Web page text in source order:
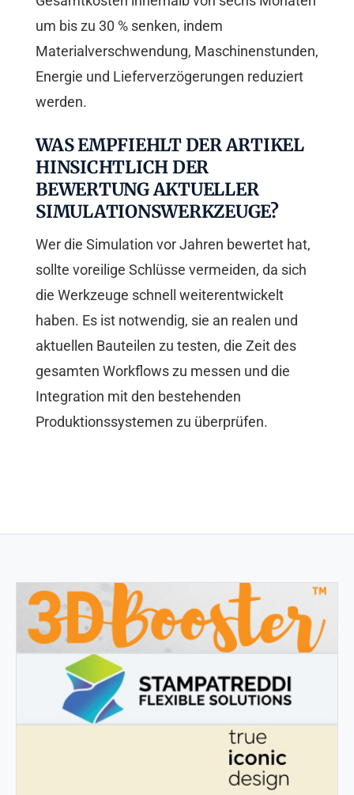
um bis zu 30 % senken, indem
Materialverschwendung, Maschinenstunden,
Energie und Lieferverzögerungen reduziert
werden.
WAS EMPFIEHLT DER ARTIKEL
HINSICHTLICH DER
BEWERTUNG AKTUELLER
SIMULATIONSWERKZEUGE?
Wer die Simulation vor Jahren bewertet hat,
sollte voreilige Schlüsse vermeiden, da sich
die Werkzeuge schnell weiterentwickelt
haben. Es ist notwendig, sie an realen und
aktuellen Bauteilen zu testen, die Zeit des
gesamten Workflows zu messen und die
Integration mit den bestehenden
Produktionssystemen zu überprüfen.
3DBOOSTER
3DBooster - Innovative Produkte für den 3D-Druck